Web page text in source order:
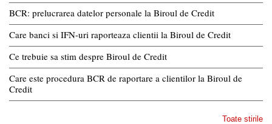
BCR: prelucrarea datelor personale la Biroul de Credit
Care banci si IFN-uri raporteaza clientii la Biroul de Credit
Ce trebuie sa stim despre Biroul de Credit
Care este procedura BCR de raportare a clientilor la Biroul de
Credit
Toate stirile